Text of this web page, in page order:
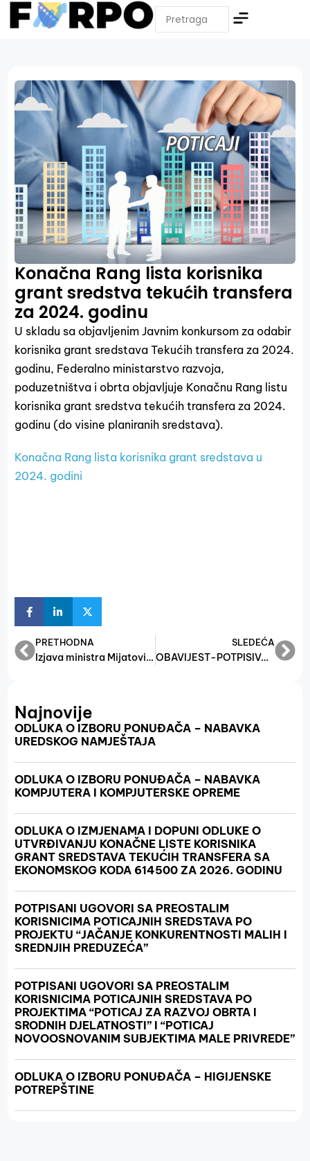
Konačna Rang lista korisnika
grant sredstva tekućih transfera
za 2024. godinu
U skladu sa objavljenim Javnim konkursom za odabir
korisnika grant sredstava Tekućih transfera za 2024.
godinu, Federalno ministarstvo razvoja,
poduzetništva i obrta objavljuje Konačnu Rang listu
korisnika grant sredstva tekućih transfera za 2024.
godinu (do visine planiranih sredstava).
Konačna Rang lista korisnika grant sredstava u
2024. godini
PRETHODNA
Izjava ministra Mijatovića o grant sredstvima i zakonskoj regulativi za razvoj MSP u FBiH
SLEDEĆA
OBAVIJEST-POTPISIVANJE UGOVORA S KORISNICIMA GRANT SREDSTAVA
Najnovije
ODLUKA O IZBORU PONUĐAČA – NABAVKA
UREDSKOG NAMJEŠTAJA
ODLUKA O IZBORU PONUĐAČA – NABAVKA
KOMPJUTERA I KOMPJUTERSKE OPREME
ODLUKA O IZMJENAMA I DOPUNI ODLUKE O
UTVRĐIVANJU KONAČNE LISTE KORISNIKA
GRANT SREDSTAVA TEKUĆIH TRANSFERA SA
EKONOMSKOG KODA 614500 ZA 2026. GODINU
POTPISANI UGOVORI SA PREOSTALIM
KORISNICIMA POTICAJNIH SREDSTAVA PO
PROJEKTU “JAČANJE KONKURENTNOSTI MALIH I
SREDNJIH PREDUZEĆA”
POTPISANI UGOVORI SA PREOSTALIM
KORISNICIMA POTICAJNIH SREDSTAVA PO
PROJEKTIMA “POTICAJ ZA RAZVOJ OBRTA I
SRODNIH DJELATNOSTI” I “POTICAJ
NOVOOSNOVANIM SUBJEKTIMA MALE PRIVREDE”
ODLUKA O IZBORU PONUĐAČA – HIGIJENSKE
POTREPŠTINE